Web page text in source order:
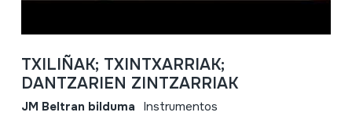
TXILIÑAK; TXINTXARRIAK;
DANTZARIEN ZINTZARRIAK
JM Beltran bilduma Instrumentos